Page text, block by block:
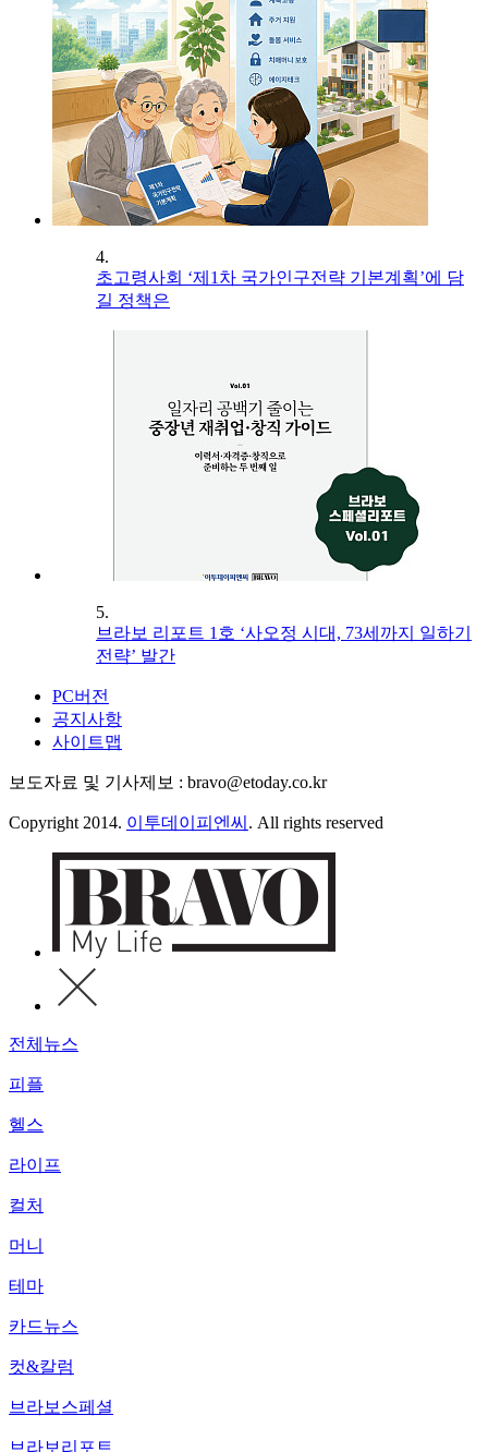
4.
초고령사회 ‘제1차 국가인구전략 기본계획’에 담
길 정책은
5.
브라보 리포트 1호 ‘사오정 시대, 73세까지 일하기
전략’ 발간
PC버전
공지사항
사이트맵
보도자료 및 기사제보 : bravo@etoday.co.kr
Copyright 2014. 이투데이피엔씨 . All rights reserved
전체뉴스
피플
헬스
라이프
컬처
머니
테마
카드뉴스
컷&칼럼
브라보스페셜
브라보리포트